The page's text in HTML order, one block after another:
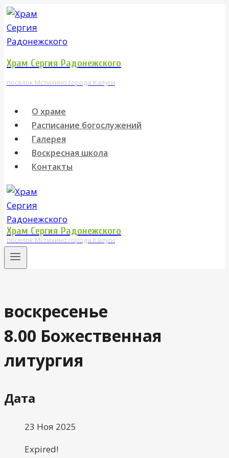
Перейти
к
содержимому
Храм Сергия Радонежского
поселок Мстихино города Калуги
О храме
Расписание богослужений
Галерея
Воскресная школа
Контакты
Храм Сергия Радонежского
поселок Мстихино города Калуги
воскресенье
8.00 Божественная
литургия
Дата
23 Ноя 2025
Expired!